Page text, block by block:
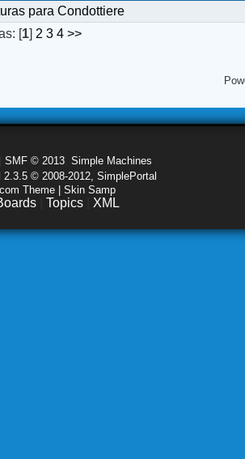
para Condottiere
[1] 2 3 4 >>
SMF © 2013 Simple Machines
2.3.5 © 2008-2012, SimplePortal
Theme | Skin Samp
Topics XML